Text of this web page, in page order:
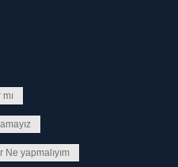
Ne yapmalıyım